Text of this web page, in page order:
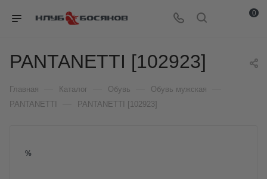
0
PANTANETTI [102923]
Главная Каталог Обувь Обувь мужская
PANTANETTI PANTANETTI [102923]
%